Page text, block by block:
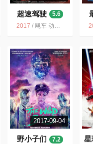
超速驾驶
5.6
2017 / 飚车 动作 犯罪 法国 美国 2017 车 剧情
2017-09-04
野小子们
7.2
星